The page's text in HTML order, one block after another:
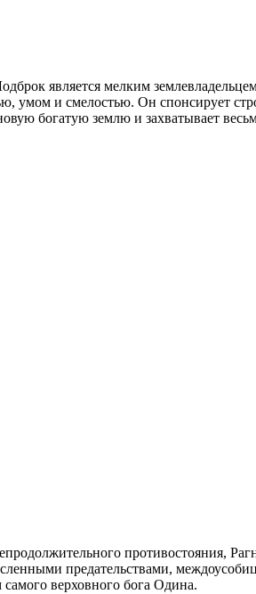
является мелким
умом и смелостью. Он спонсирует
богатую землю и захватывает
противостояния,
предательствами,
верховного бога Одина.